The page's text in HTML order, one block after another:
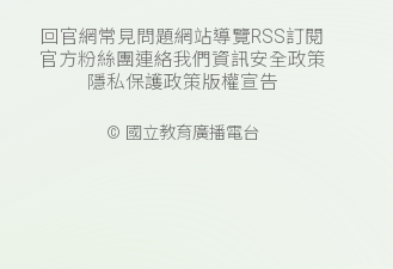
回官網常見問題網站導覽RSS訂閱
官方粉絲團連絡我們 資訊安全政策
隱私保護政策版權宣告
© 國立教育廣播電台